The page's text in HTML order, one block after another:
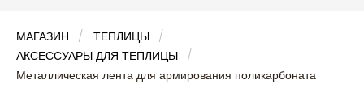
МАГАЗИН
ТЕПЛИЦЫ
АКСЕССУАРЫ ДЛЯ ТЕПЛИЦЫ
Металлическая лента для армирования поликарбоната